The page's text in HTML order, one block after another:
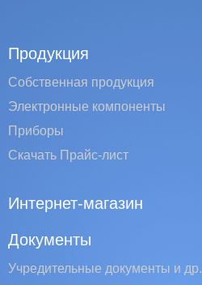
Продукция
Собственная продукция
Электронные компоненты
Приборы
Скачать Прайс-лист
Интернет-магазин
Документы
Учредительные документы и др.